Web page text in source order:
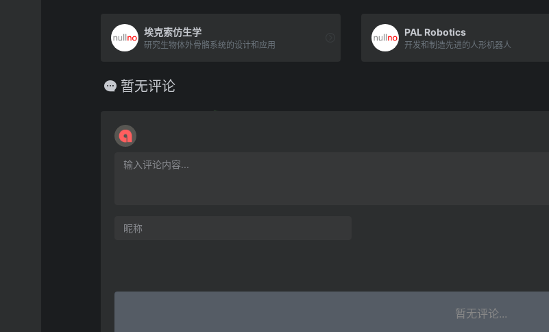
埃克索仿生学
研究生物体外骨骼系统的设计和应用
PAL Robotics
开发和制造先进的人形机器人
暂无评论
暂无评论...